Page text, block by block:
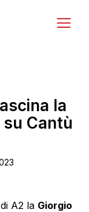
la
Cantù
A2 la Giorgio